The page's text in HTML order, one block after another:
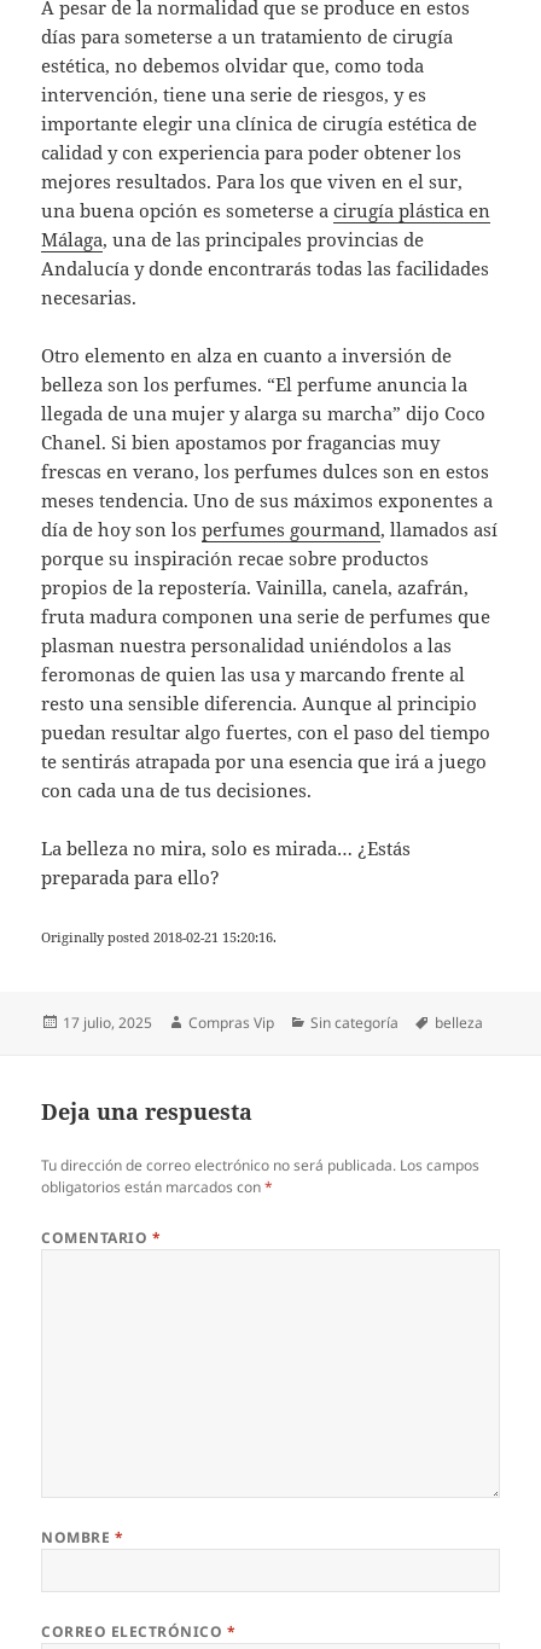
A pesar de la normalidad que se produce en estos
días para someterse a un tratamiento de cirugía
estética, no debemos olvidar que, como toda
intervención, tiene una serie de riesgos, y es
importante elegir una clínica de cirugía estética de
calidad y con experiencia para poder obtener los
mejores resultados. Para los que viven en el sur,
una buena opción es someterse acirugía plástica en
Málaga, una de las principales provincias de
Andalucía y donde encontrarás todas las facilidades
necesarias.
Otro elemento en alza en cuanto a inversión de
belleza son los perfumes. “El perfume anuncia la
llegada de una mujer y alarga su marcha” dijo Coco
Chanel. Si bien apostamos por fragancias muy
frescas en verano, los perfumes dulces son en estos
meses tendencia. Uno de sus máximos exponentes a
día de hoy son losperfumes gourmand, llamados así
porque su inspiración recae sobre productos
propios de la repostería. Vainilla, canela, azafrán,
fruta madura componen una serie de perfumes que
plasman nuestra personalidad uniéndolos a las
feromonas de quien las usa y marcando frente al
resto una sensible diferencia. Aunque al principio
puedan resultar algo fuertes, con el paso del tiempo
te sentirás atrapada por una esencia que irá a juego
con cada una de tus decisiones.
La belleza no mira, solo es mirada… ¿Estás
preparada para ello?
Originally posted 2018-02-21 15:20:16.
Publicado
17 julio, 2025 Autor
Compras Vip Categorías
Sin categoría Etiquetas
belleza
Deja una respuesta
Tu dirección de correo electrónico no será publicada. Los campos
obligatorios están marcados con*
COMENTARIO *
NOMBRE *
CORREO ELECTRÓNICO *